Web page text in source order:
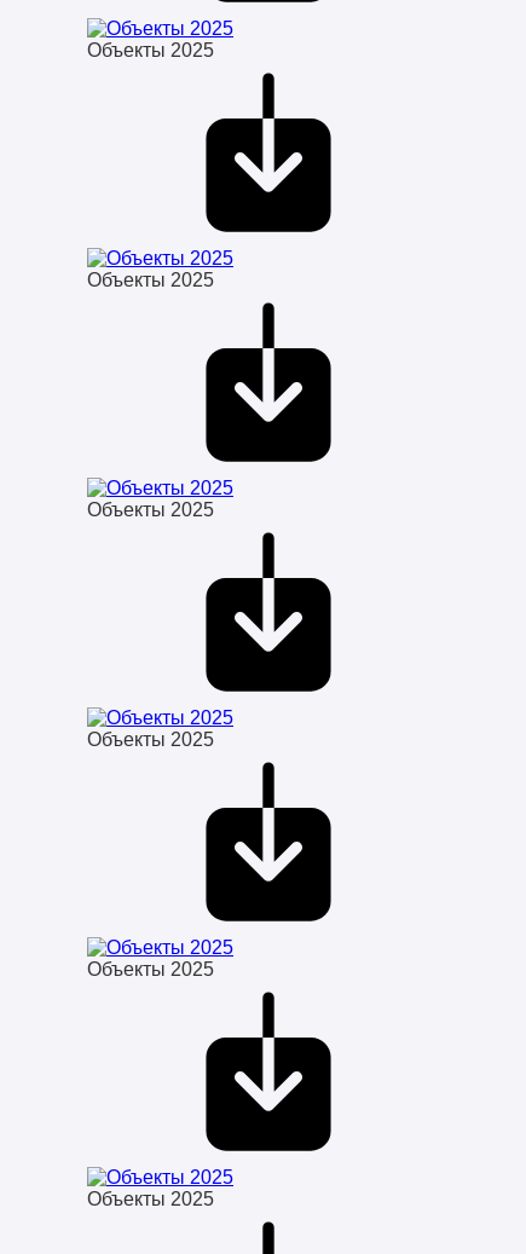
Объекты 2025
Объекты 2025
Объекты 2025
Объекты 2025
Объекты 2025
Объекты 2025